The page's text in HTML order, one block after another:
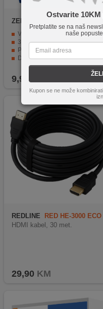
Ostvarite
Pretplatite se na naš
naše
Kupon se ne može
ZED electronic
Visoko kvalitetni HDMI digitalni kabel
3D preko HDMI Ver. 1.4 + Ethernet
Pozlaćeni konektori
Dužina 5 metara
Pakirano u kutiju sa EAN kodom
9,90KM
REDLINE
RED HE-3000 ECO
HDMI kabel, 30 met.
29,90 KM